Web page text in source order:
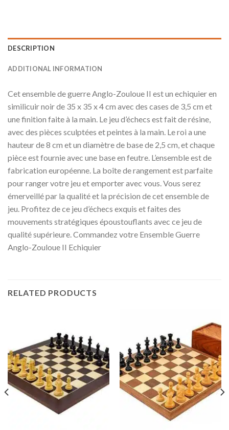
DESCRIPTION
ADDITIONAL INFORMATION
Cet ensemble de guerre Anglo-Zouloue II est un echiquier en
similicuir noir de 35 x 35 x 4 cm avec des cases de 3,5 cm et
une finition faite à la main. Le jeu d’échecs est fait de résine,
avec des pièces sculptées et peintes à la main. Le roi a une
hauteur de 8 cm et un diamètre de base de 2,5 cm, et chaque
pièce est fournie avec une base en feutre. L’ensemble est de
fabrication européenne. La boîte de rangement est parfaite
pour ranger votre jeu et emporter avec vous. Vous serez
émerveillé par la qualité et la précision de cet ensemble de
jeu. Profitez de ce jeu d’échecs exquis et faites des
mouvements stratégiques époustouflants avec ce jeu de
qualité supérieure. Commandez votre Ensemble Guerre
Anglo-Zouloue II Echiquier
RELATED PRODUCTS